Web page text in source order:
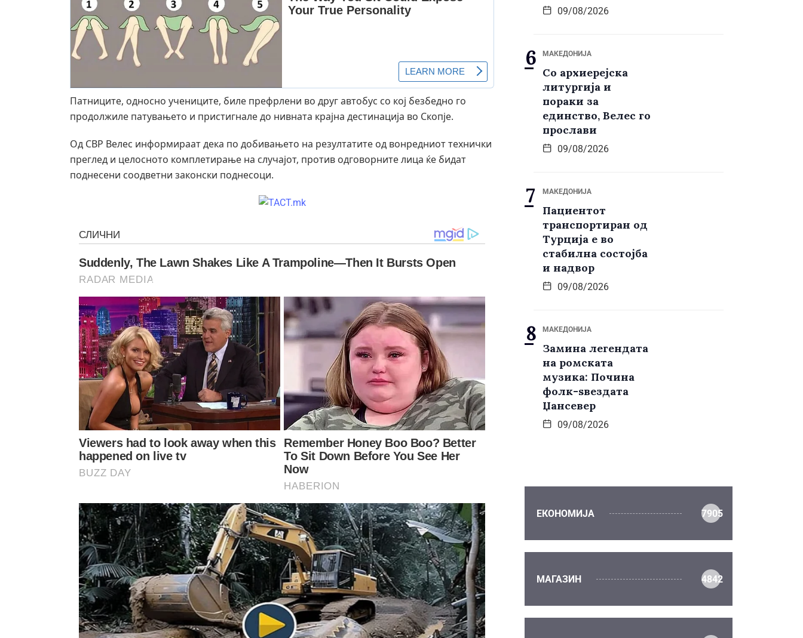
Патниците, односно учениците, биле префрлени во друг автобус со кој безбедно го
продолжиле патувањето и пристигнале до нивната крајна дестинација во Скопје.
Од СВР Велес информираат дека по добивањето на резултатите од вонредниот технички
преглед и целосното комплетирање на случајот, против одговорните лица ќе бидат
поднесени соодветни законски поднесоци.
09/08/2026
МАКЕДОНИЈА
Со архиерејска
литургија и
пораки за
единство, Велес го
прослави
09/08/2026
МАКЕДОНИЈА
Пациентот
транспортиран од
Турција е во
стабилна состојба
и надвор
09/08/2026
МАКЕДОНИЈА
Замина легендата
на ромската
музика: Почина
фолк-ѕвездата
Џансевер
09/08/2026
ЕКОНОМИЈА 7905
МАГАЗИН 4842